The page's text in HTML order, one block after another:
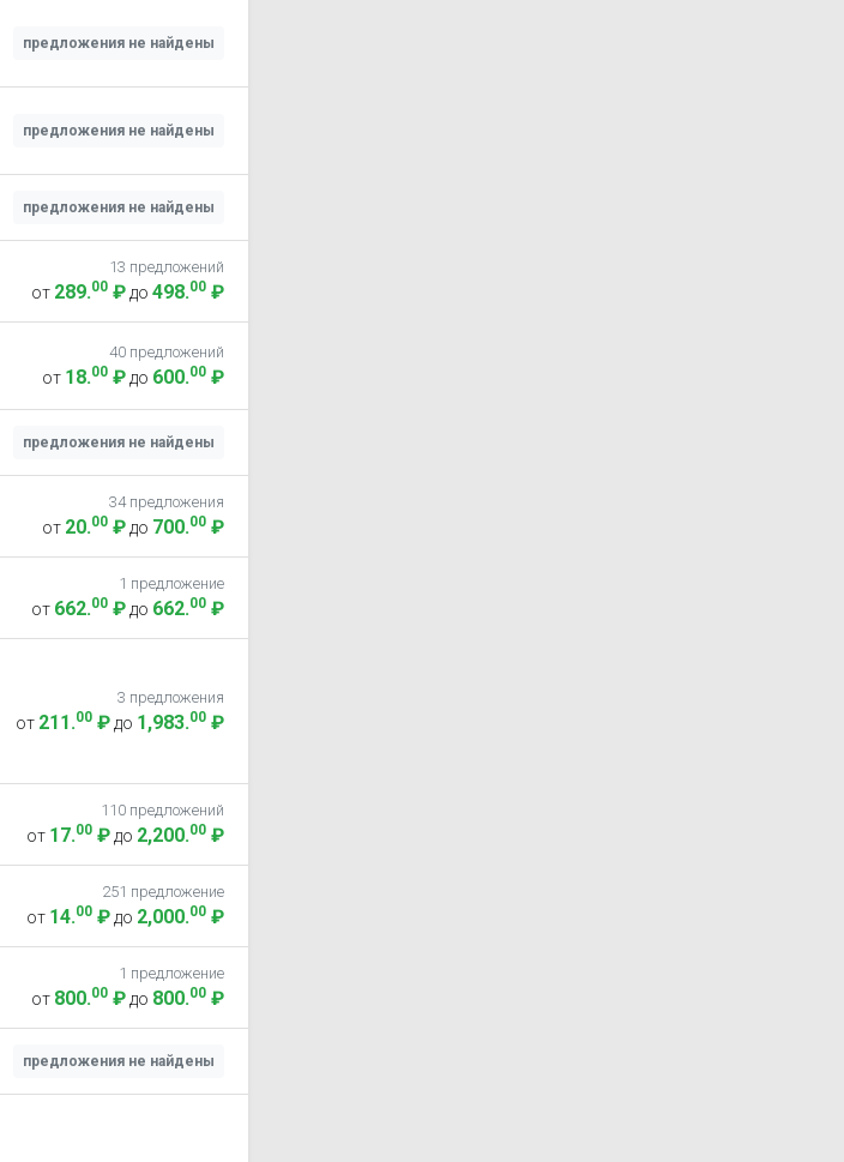
предложения не найдены
предложения не найдены
предложения не найдены
13 предложений
от 289.00 ₽ до 498.00 ₽
40 предложений
от 18.00 ₽ до 600.00 ₽
предложения не найдены
34 предложения
от 20.00 ₽ до 700.00 ₽
1 предложение
от 662.00 ₽ до 662.00 ₽
3 предложения
от 211.00 ₽ до 1,983.00 ₽
110 предложений
от 17.00 ₽ до 2,200.00 ₽
251 предложение
от 14.00 ₽ до 2,000.00 ₽
1 предложение
от 800.00 ₽ до 800.00 ₽
предложения не найдены